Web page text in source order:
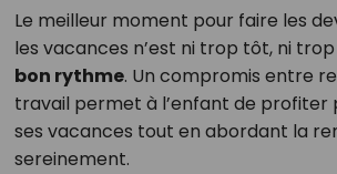
Le meilleur moment pour faire les
les vacances n’est ni trop tôt, ni
bon rythme. Un compromis entre
travail permet à l’enfant de profiter
ses vacances tout en abordant la
sereinement.